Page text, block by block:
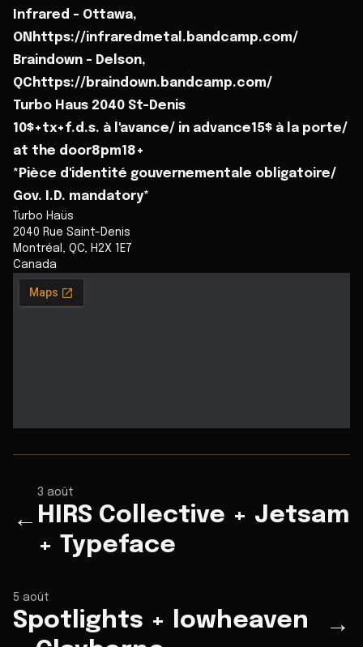
Infrared - Ottawa,
ONhttps://infraredmetal.bandcamp.com/
Braindown - Delson,
QChttps://braindown.bandcamp.com/
Turbo Haus 2040 St-Denis
10$+tx+f.d.s. à l'avance/ in advance15$ à la porte/
at the door8pm18+
*Pièce d'identité gouvernementale obligatoire/
Gov. I.D. mandatory*
Turbo Haüs
2040 Rue Saint-Denis
Montréal , QC, H2X 1E7
Canada
←
3 août
HIRS Collective + Jetsam
+ Typeface
5 août
Spotlights + lowheaven
→